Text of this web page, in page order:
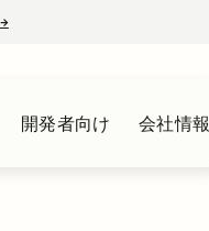
→新しいタブで開く
開発者向け 会社情報